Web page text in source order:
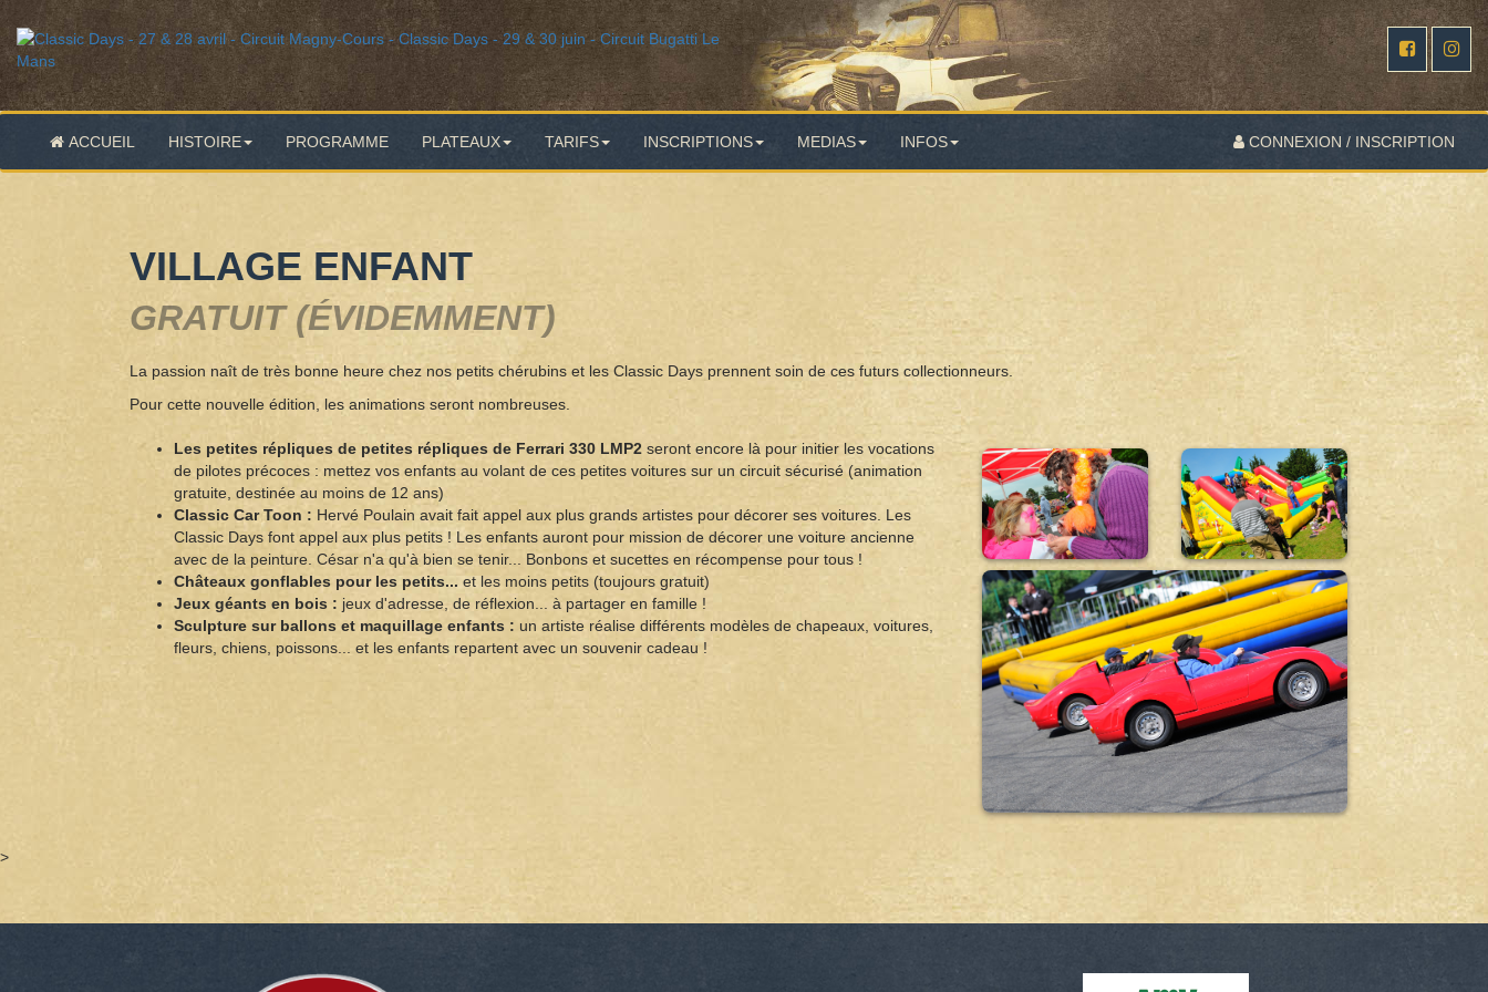
ACCUEIL HISTOIRE PROGRAMME PLATEAUX TARIFS INSCRIPTIONS MEDIAS INFOS CONNEXION / INSCRIPTION
VILLAGE ENFANT
GRATUIT (ÉVIDEMMENT)
La passion naît de très bonne heure chez nos petits chérubins et les Classic Days prennent soin de ces futurs collectionneurs.
Pour cette nouvelle édition, les animations seront nombreuses.
Les petites répliques de petites répliques de Ferrari 330 LMP2 seront encore là pour initier les vocations
de pilotes précoces : mettez vos enfants au volant de ces petites voitures sur un circuit sécurisé (animation
gratuite, destinée au moins de 12 ans)
Classic Car Toon : Hervé Poulain avait fait appel aux plus grands artistes pour décorer ses voitures. Les
Classic Days font appel aux plus petits ! Les enfants auront pour mission de décorer une voiture ancienne
avec de la peinture. César n'a qu'à bien se tenir... Bonbons et sucettes en récompense pour tous !
Châteaux gonflables pour les petits... et les moins petits (toujours gratuit)
Jeux géants en bois : jeux d'adresse, de réflexion... à partager en famille !
Sculpture sur ballons et maquillage enfants : un artiste réalise différents modèles de chapeaux, voitures,
fleurs, chiens, poissons... et les enfants repartent avec un souvenir cadeau !
>